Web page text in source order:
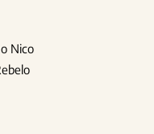
Nico